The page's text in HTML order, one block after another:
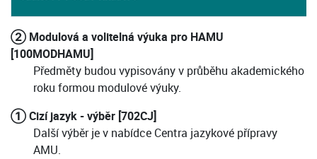
② Modulová a volitelná výuka pro HAMU
[100MODHAMU]
Předměty budou vypisovány v průběhu akademického
roku formou modulové výuky.
① Cizí jazyk - výběr [702CJ]
Další výběr je v nabídce Centra jazykové přípravy
AMU.